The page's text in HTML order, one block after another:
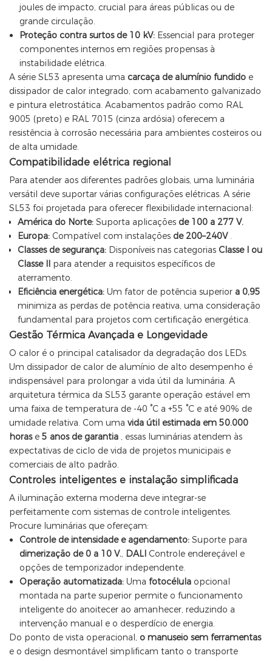
joules de impacto, crucial para áreas públicas ou de
grande circulação.
Proteção contra surtos de 10 kV:Essencial para proteger
componentes internos em regiões propensas à
instabilidade elétrica.
A série SL53 apresenta uma carcaça de alumínio fundido e
dissipador de calor integrado, com acabamento galvanizado
e pintura eletrostática. Acabamentos padrão como RAL
9005 (preto) e RAL 7015 (cinza ardósia) oferecem a
resistência à corrosão necessária para ambientes costeiros ou
de alta umidade.
Compatibilidade elétrica regional
Para atender aos diferentes padrões globais, uma luminária
versátil deve suportar várias configurações elétricas. A série
SL53 foi projetada para oferecer flexibilidade internacional:
América do Norte: Suporta aplicações de 100 a 277 V.
Europa: Compatível com instalações de 200–240V.
Classes de segurança: Disponíveis nas categorias Classe I ou
Classe II para atender a requisitos específicos de
aterramento.
Eficiência energética: Um fator de potência superior a 0,95
minimiza as perdas de potência reativa, uma consideração
fundamental para projetos com certificação energética.
Gestão Térmica Avançada e Longevidade
O calor é o principal catalisador da degradação dos LEDs.
Um dissipador de calor de alumínio de alto desempenho é
indispensável para prolongar a vida útil da luminária. A
arquitetura térmica da SL53 garante operação estável em
uma faixa de temperatura de -40 °C a +55 °C e até 90% de
umidade relativa. Com uma vida útil estimada em 50.000
horase 5 anos de garantia , essas luminárias atendem às
expectativas de ciclo de vida de projetos municipais e
comerciais de alto padrão.
Controles inteligentes e instalação simplificada
A iluminação externa moderna deve integrar-se
perfeitamente com sistemas de controle inteligentes.
Procure luminárias que ofereçam:
Controle de intensidade e agendamento:Suporte para
dimerização de 0 a 10 V., DALIControle endereçável e
opções de temporizador independente.
Operação automatizada:Uma fotocélulaopcional
montada na parte superior permite o funcionamento
inteligente do anoitecer ao amanhecer, reduzindo a
intervenção manual e o desperdício de energia.
Do ponto de vista operacional, o manuseio sem ferramentas
e o design desmontável simplificam tanto o transporte